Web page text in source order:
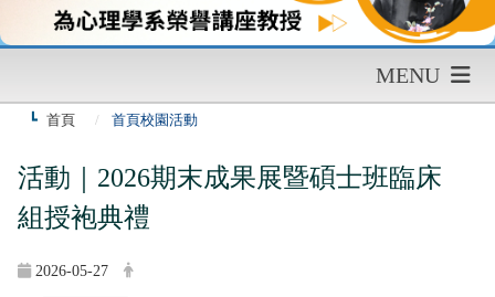
MENU
首頁 首頁校園活動
活動｜2026期末成果展暨碩士班臨床
組授袍典禮
2026-05-27